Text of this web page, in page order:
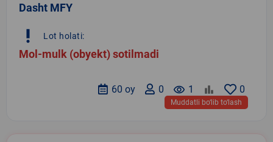
Dasht MFY
priority_high Lot holati:
Mol-mulk (obyekt) sotilmadi
0
remove_red_eye 1
0
60 oy
Muddatli bo‘lib to‘lash